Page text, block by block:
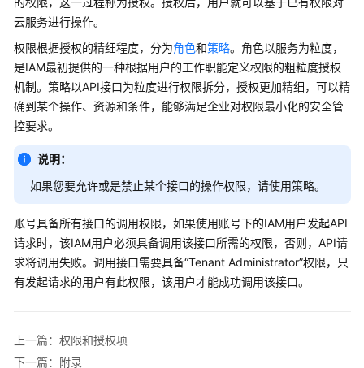
入
门
用
指
南
最
佳
实
践
API
参
考
用
云服务进行操作。
权限根据授权的精细程度，分为角色和策略。角色以服务为粒度，
是IAM最初提供的一种根据用户的工作职能定义权限的粗粒度授权
机制。策略以API接口为粒度进行权限拆分，授权更加精细，可以精
确到某个操作、资源和条件，能够满足企业对权限最小化的安全管
控要求。
说明：
如果您要允许或是禁止某个接口的操作权限，请使用策略。
账号具备所有接口的调用权限，如果使用账号下的IAM用户发起API
请求时，该IAM用户必须具备调用该接口所需的权限，否则，API请
求将调用失败。调用接口需要具备“Tenant Administrator”权限，只
有发起请求的用户有此权限，该用户才能成功调用该接口。
上一篇：权限和授权项
下一篇：附录